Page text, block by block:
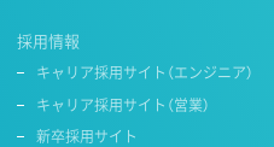
採用情報
キャリア採用サイト（エンジニア）
キャリア採用サイト（営業）
新卒採用サイト